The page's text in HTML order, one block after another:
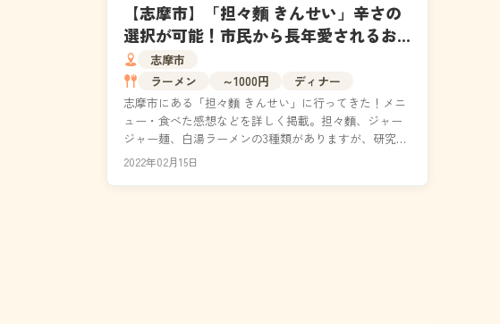
【志摩市】「担々麵 きんせい」辛さの
選択が可能！市民から長年愛されるお
店｜メニュー・駐車場
志摩市
ラーメン
～1000円
ディナー
志摩市にある「担々麵 きんせい」に行ってきた！メニ
ュー・食べた感想などを詳しく掲載。担々麵、ジャー
ジャー麺、白湯ラーメンの3種類がありますが、研究を
重ねた担々麵が美味しいと評判です。暖簾分けを行っ
2022年02月15日